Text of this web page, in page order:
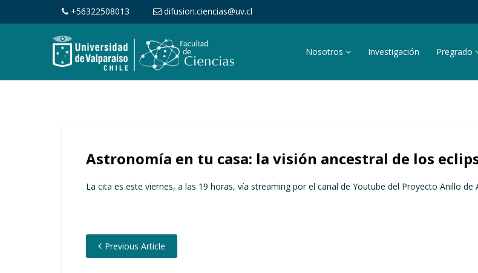
+56322508013 difusion.ciencias@uv.cl
Nosotros Investigación Pregrado
Astronomía en tu casa: la visión ancestral de los
La cita es este viernes, a las 19 horas, vía streaming por el canal de Youtube del Proyecto Anillo de
Previous Article